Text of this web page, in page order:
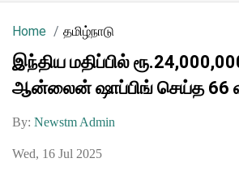
Home தமிழ்நாடு
இந்திய மதிப்பில்
ஆன்லைன் ஷாப்பிங் செய்த 66
By: Newstm Admin
Wed, 16 Jul 2025